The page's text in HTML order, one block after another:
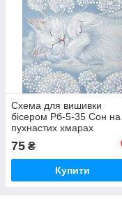
Схема для вишивки
бісером Рб-5-35 Сон на
пухнастих хмарах
75 ₴
Купити